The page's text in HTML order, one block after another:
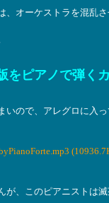
、オーケストラを混乱
ピアノで弾く
いので、アレグロに入
が、このピアニストは